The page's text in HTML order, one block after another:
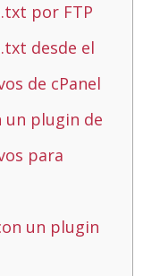
por FTP
desde el
de cPanel
un plugin de
para
un plugin